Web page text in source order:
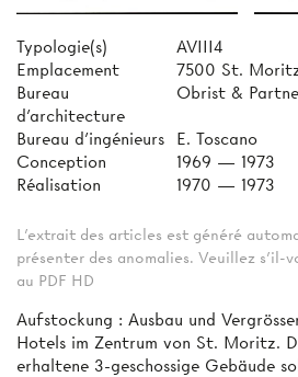
Typologie(s)
AVIII4
Emplacement
7500 St.
Bureau
d'architecture
Obrist &
Bureau d'ingénieurs
E. Toscano
Conception
1969 — 1973
Réalisation
1970 — 1973
L'extrait des articles est généré
présenter des anomalies. Veuillez s'il-
au PDF HD
Aufstockung : Ausbau und
Hotels im Zentrum von St. Moritz.
erhaltene 3-geschossige Gebäude